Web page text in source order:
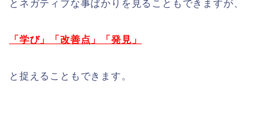
とネガティブな事ばかりを見ることもできますが、
「学び」「改善点」「発見」
と捉えることもできます。